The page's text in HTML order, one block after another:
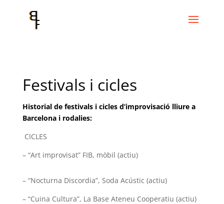
Festivals i cicles
Historial de festivals i cicles d’improvisació lliure a
Barcelona i rodalies:
CICLES
– “Art improvisat” FIB, mòbil (actiu)
– “Nocturna Discordia”, Soda Acústic (actiu)
– “Cuina Cultura”, La Base Ateneu Cooperatiu (actiu)